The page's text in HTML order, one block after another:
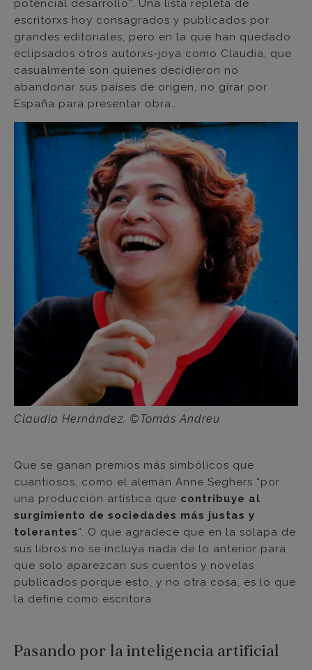
potencial desarrollo”. Una lista repleta de
escritorxs hoy consagrados y publicados por
grandes editoriales, pero en la que han quedado
eclipsados otros autorxs-joya como Claudia, que
casualmente son quienes decidieron no
abandonar sus países de origen, no girar por
España para presentar obra…
Claudia Hernández. ©Tomás Andreu
Que se ganan premios más simbólicos que
cuantiosos, como el alemán Anne Seghers “por
una producción artística que contribuye al
surgimiento de sociedades más justas y
tolerantes“. O que agradece que en la solapa de
sus libros no se incluya nada de lo anterior para
que solo aparezcan sus cuentos y novelas
publicados porque esto, y no otra cosa, es lo que
la define como escritora.
Pasando por la inteligencia artificial